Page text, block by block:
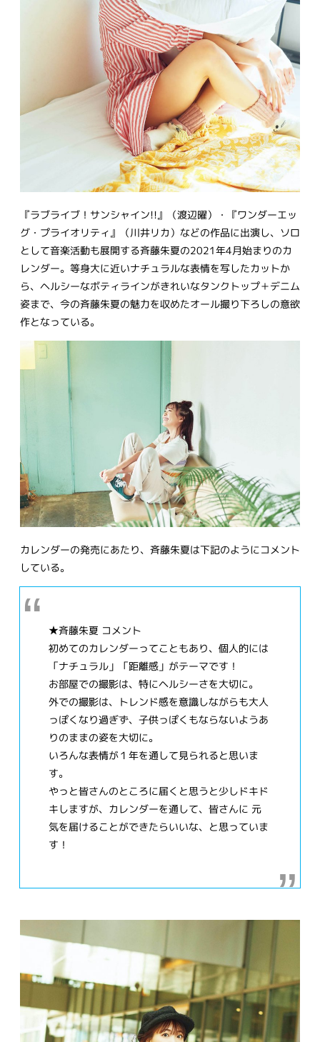
『ラブライブ！サンシャイン!!』（渡辺曜）・『ワンダーエッ
グ・プライオリティ』（川井リカ）などの作品に出演し、ソロ
として音楽活動も展開する斉藤朱夏の2021年4月始まりのカ
レンダー。等身大に近いナチュラルな表情を写したカットか
ら、ヘルシーなボティラインがきれいなタンクトップ＋デニム
姿まで、今の斉藤朱夏の魅力を収めたオール撮り下ろしの意欲
作となっている。
カレンダーの発売にあたり、斉藤朱夏は下記のようにコメント
している。
★斉藤朱夏 コメント
初めてのカレンダーってこともあり、個人的には
「ナチュラル」「距離感」がテーマです！
お部屋での撮影は、特にヘルシーさを大切に。
外での撮影は、トレンド感を意識しながらも大人
っぽくなり過ぎず、子供っぽくもならないようあ
りのままの姿を大切に。
いろんな表情が１年を通して見られると思いま
す。
やっと皆さんのところに届くと思うと少しドキド
キしますが、カレンダーを通して、皆さんに 元
気を届けることができたらいいな、と思っていま
す！